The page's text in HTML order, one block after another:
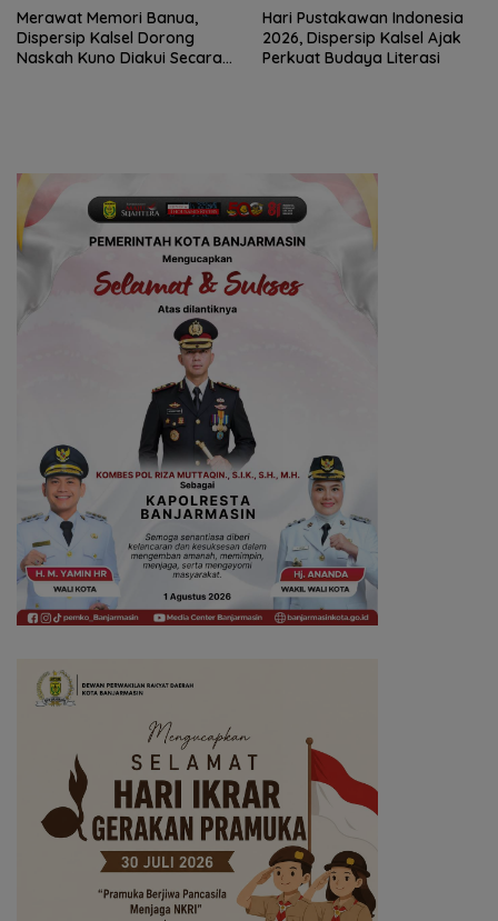
Merawat Memori Banua,
Dispersip Kalsel Dorong
Naskah Kuno Diakui Secara
Hari Pustakawan Indonesia
2026, Dispersip Kalsel Ajak
Perkuat Budaya Literasi